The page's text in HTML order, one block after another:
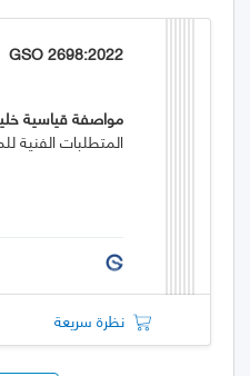
GSO 2698:2022
مواصفة قياسية
المتطلبات الفنية
نظرة سريعة